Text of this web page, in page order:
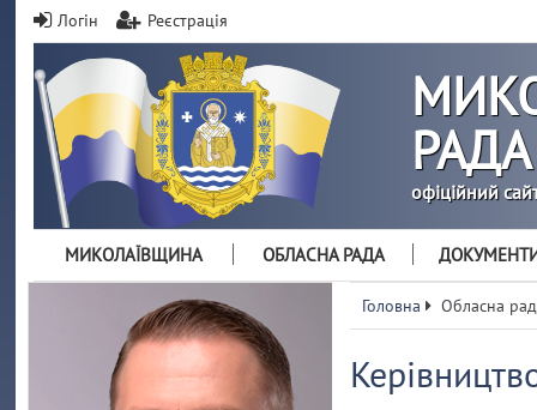
Логін Реєстрація
РАДА
офіційний
МИКОЛАЇВЩИНА ОБЛАСНА РАДА
Головна Обласна